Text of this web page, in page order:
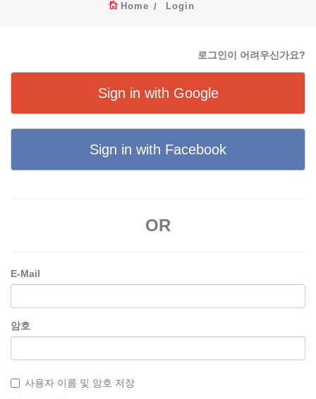
Home Login
로그인이 어려우신가요?
Sign in with Google
Sign in with Facebook
OR
E-Mail
암호
사용자 이름 및 암호 저장